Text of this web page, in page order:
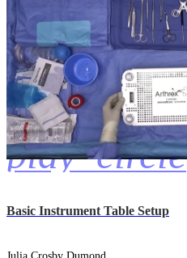
play_circle
Basic Instrument Table Setup